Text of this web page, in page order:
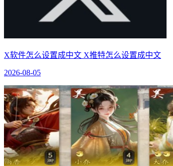
X软件怎么设置成中文 X推特怎么设置成中文
2026-08-05